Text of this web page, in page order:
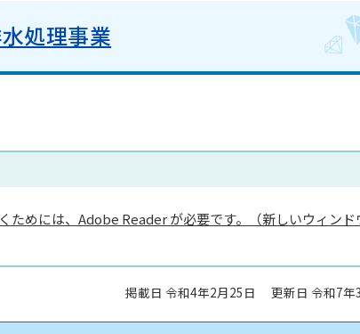
処理事業
ためには、Adobe Reader が必要です。（新しいウィンド
掲載日 令和4年2月25日 更新日 令和7年